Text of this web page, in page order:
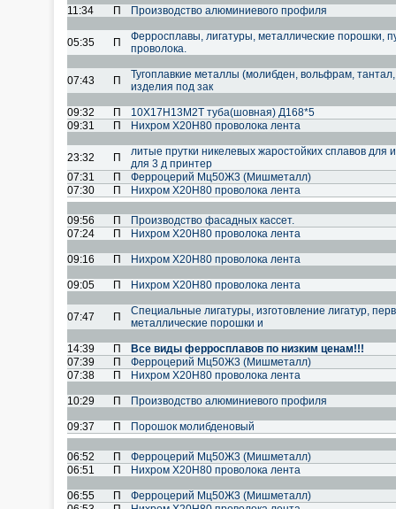
11:34 П Производство алюминиевого профиля
05:35 П
Ферросплавы, лигатуры, металлические порошки,
проволока.
07:43 П
Тугоплавкие металлы (молибден, вольфрам,
изделия под зак
09:32 П
10Х17Н13М2Т туба(шовная) Д168*5
09:31
П Нихром Х20Н80 проволока лента
23:32 П
литые прутки никелевых жаростойких сплавов для
для 3 д принтер
07:31
П
Ферроцерий Мц50Ж3 (Мишметалл)
07:30
П Нихром Х20Н80 проволока лента
09:56 П
Производство фасадных кассет.
07:24
П Нихром Х20Н80 проволока лента
09:16 П Нихром Х20Н80 проволока лента
09:05 П Нихром Х20Н80 проволока лента
07:47 П
Специальные лигатуры, изготовление лигатур,
металлические порошки и
14:39 П
Все виды ферросплавов по низким ценам!!!
07:39
П
Ферроцерий Мц50Ж3 (Мишметалл)
07:38
П Нихром Х20Н80 проволока лента
10:29 П Производство алюминиевого профиля
09:37 П Порошок молибденовый
06:52 П
Ферроцерий Мц50Ж3 (Мишметалл)
06:51
П Нихром Х20Н80 проволока лента
06:55 П
Ферроцерий Мц50Ж3 (Мишметалл)